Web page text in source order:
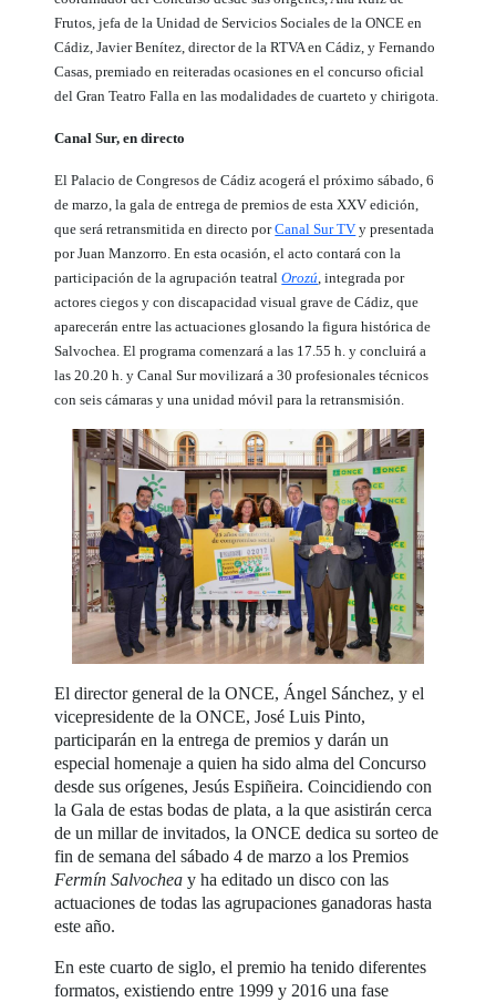
Frutos, jefa de la Unidad de Servicios Sociales de la ONCE en
Cádiz, Javier Benítez, director de la RTVA en Cádiz, y Fernando
Casas, premiado en reiteradas ocasiones en el concurso oficial
del Gran Teatro Falla en las modalidades de cuarteto y chirigota.
Canal Sur, en directo
El Palacio de Congresos de Cádiz acogerá el próximo sábado, 6
de marzo, la gala de entrega de premios de esta XXV edición,
que será retransmitida en directo porCanal Sur TV y presentada
por Juan Manzorro.En esta ocasión, el acto contará con la
participación de la agrupación teatralOrozú , integrada por
actores ciegos y con discapacidad visual grave de Cádiz, que
aparecerán entre las actuaciones glosando la figura histórica de
Salvochea.El programa comenzará a las 17.55 h. y concluirá a
las 20.20 h. y Canal Sur movilizará a 30 profesionales técnicos
con seis cámaras y una unidad móvil para la retransmisión.
El director general de la ONCE, Ángel Sánchez, y el
vicepresidente de la ONCE, José Luis Pinto,
participarán en la entrega de premios y darán un
especial homenaje a quien ha sido alma del Concurso
desde sus orígenes, Jesús Espiñeira. Coincidiendo con
la Gala de estas bodas de plata, a la que asistirán cerca
de un millar de invitados, la ONCE dedica su sorteo de
fin de semana del sábado 4 de marzo a los Premios
Fermín Salvochea y ha editado un disco con las
actuaciones de todas las agrupaciones ganadoras hasta
este año.
En este cuarto de siglo, el premio ha tenido diferentes
formatos, existiendo entre 1999 y 2016 una fase